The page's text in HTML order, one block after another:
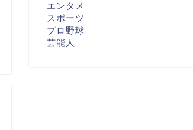
エンタメ
スポーツ
プロ野球
芸能人